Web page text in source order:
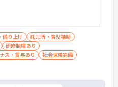
借り上げ
託児所・育児補助
研修制度あり
ス・賞与あり
社会保険完備